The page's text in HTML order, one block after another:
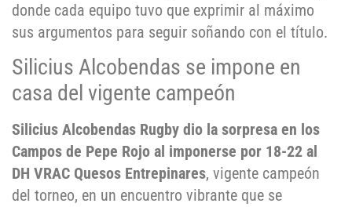
donde cada equipo tuvo que exprimir al máximo
sus argumentos para seguir soñando con el título.
Silicius Alcobendas se impone en
casa del vigente campeón
Silicius Alcobendas Rugby dio la sorpresa en los
Campos de Pepe Rojo al imponerse por 18-22 al
DH VRAC Quesos Entrepinares, vigente campeón
del torneo, en un encuentro vibrante que se